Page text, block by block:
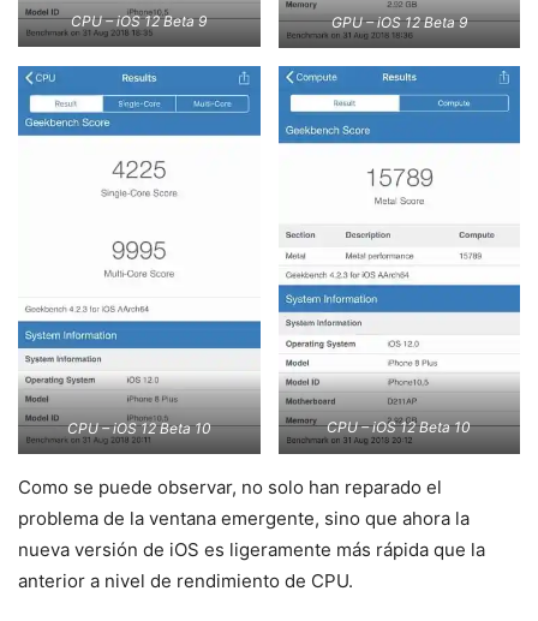
CPU – iOS 12 Beta 9 GPU – iOS 12 Beta 9
CPU – iOS 12 Beta 10 CPU – iOS 12 Beta 10
Como se puede observar, no solo han reparado el
problema de la ventana emergente, sino que ahora la
nueva versión de iOS es ligeramente más rápida que la
anterior a nivel de rendimiento de CPU.